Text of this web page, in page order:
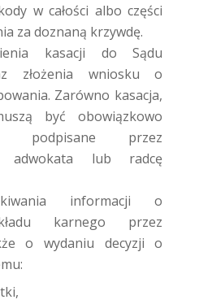
w całości albo części
za doznaną krzywdę.
kasacji do Sądu
złożenia wniosku o
Zarówno kasacja,
być obowiązkowo
podpisane przez
adwokata lub radcę
informacji o
karnego przez
o wydaniu decyzji o